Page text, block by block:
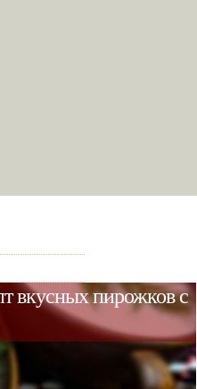
вкусных пирожков с